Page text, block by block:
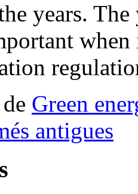
years.
Green
antigues